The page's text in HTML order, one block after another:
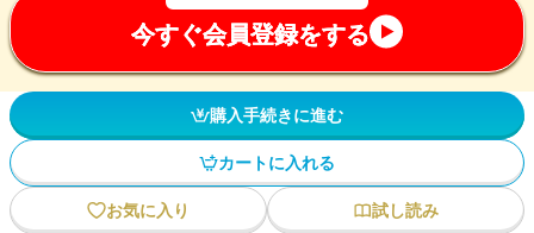
今すぐ会員登録をする
購入手続きに進む
カートに入れる
お気に入り
試し読み